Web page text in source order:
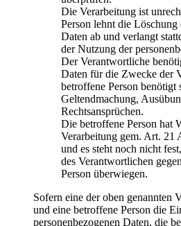
Die Verarbeitung ist
Person lehnt die Löschung
Daten ab und verlangt
der Nutzung der
Der Verantwortliche
Daten für die Zwecke der
betroffene Person benötigt
Geltendmachung,
Rechtsansprüchen.
Die betroffene Person hat
Verarbeitung gem. Art. 21
und es steht noch nicht
des Verantwortlichen
Person überwiegen.
Sofern eine der oben genannten
und eine betroffene Person die
personenbezogenen Daten, die